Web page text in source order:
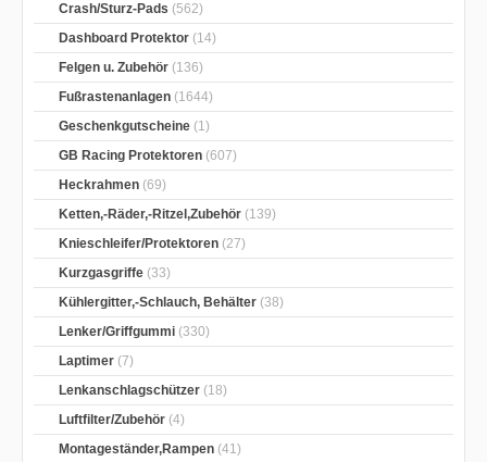
Crash/Sturz-Pads (562)
Dashboard Protektor (14)
Felgen u. Zubehör (136)
Fußrastenanlagen (1644)
Geschenkgutscheine (1)
GB Racing Protektoren (607)
Heckrahmen (69)
Ketten,-Räder,-Ritzel,Zubehör (139)
Knieschleifer/Protektoren (27)
Kurzgasgriffe (33)
Kühlergitter,-Schlauch, Behälter (38)
Lenker/Griffgummi (330)
Laptimer (7)
Lenkanschlagschützer (18)
Luftfilter/Zubehör (4)
Montageständer,Rampen (41)